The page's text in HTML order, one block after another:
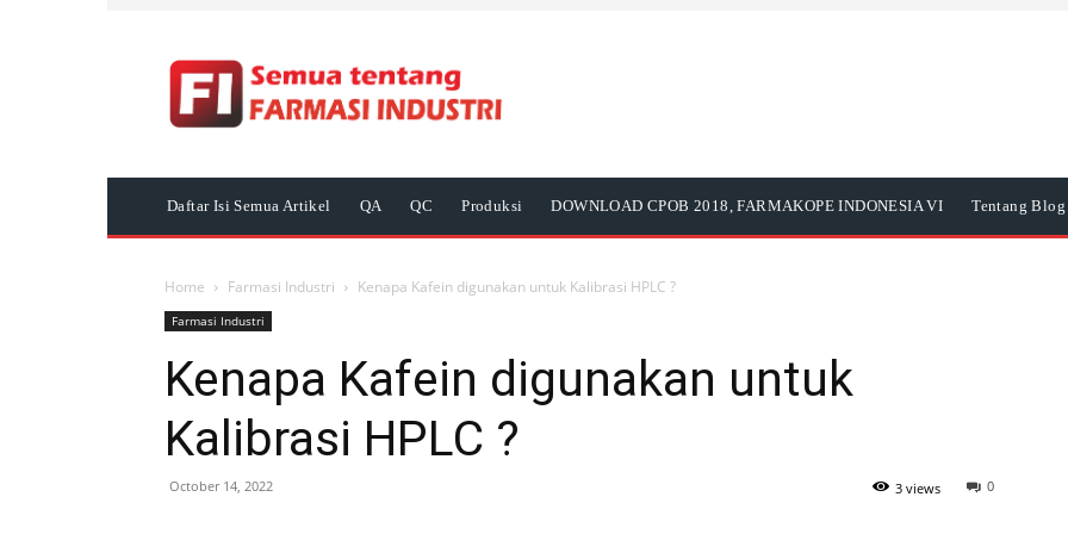
Daftar Isi Semua Artikel QA QC Produksi DOWNLOAD CPOB 2018, FARMAKOPE INDONESIA VI Tentang
Home Farmasi Industri Kenapa Kafein digunakan untuk Kalibrasi HPLC ?
Farmasi Industri
Kenapa Kafein digunakan untuk
Kalibrasi HPLC ?
October 14, 2022 0
3 views